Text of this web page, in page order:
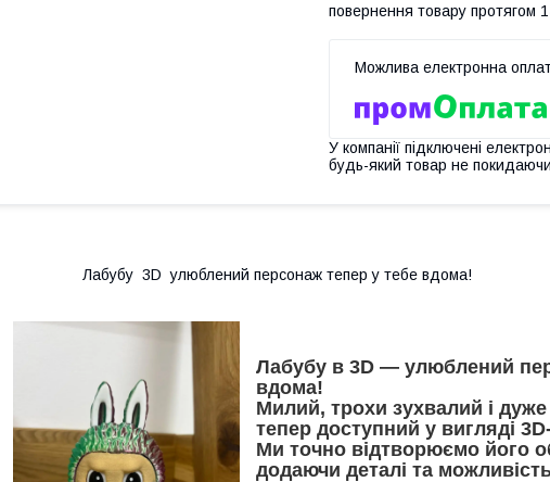
повернення товару протягом
У компанії підключені
будь-який товар не
Лабубу 3D улюблений персонаж тепер у тебе вдома!
Лабубу в 3D — улюблений
вдома!
Милий, трохи зухвалий і
тепер доступний у вигляді
Ми точно відтворюємо його
додаючи деталі та